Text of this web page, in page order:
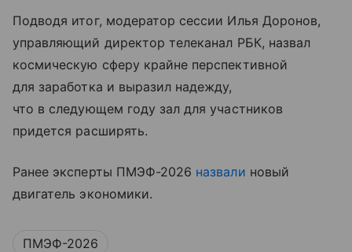
Подводя итог, модератор сессии Илья Доронов,
управляющий директор телеканал РБК, назвал
космическую сферу крайне перспективной
для заработка и выразил надежду,
что в следующем году зал для участников
придется расширять.
Ранее эксперты ПМЭФ-2026 назвали новый
двигатель экономики.
ПМЭФ-2026